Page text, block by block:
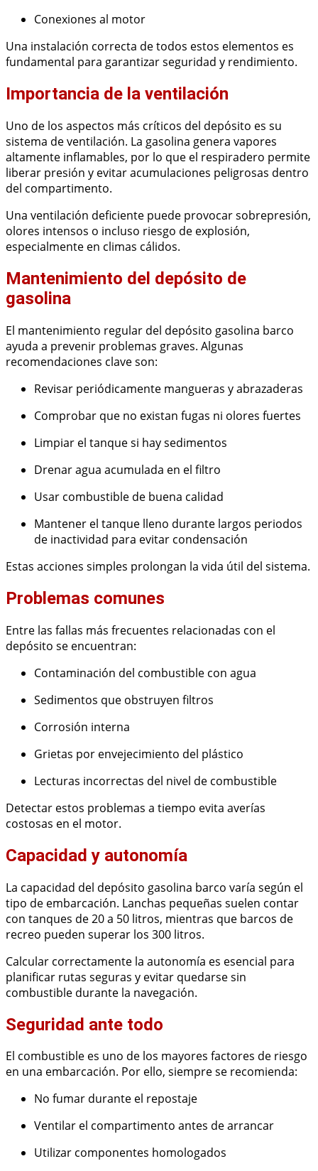
Conexiones al motor
Una instalación correcta de todos estos elementos es
fundamental para garantizar seguridad y rendimiento.
Importancia de la ventilación
Uno de los aspectos más críticos del depósito es su
sistema de ventilación. La gasolina genera vapores
altamente inflamables, por lo que el respiradero permite
liberar presión y evitar acumulaciones peligrosas dentro
del compartimento.
Una ventilación deficiente puede provocar sobrepresión,
olores intensos o incluso riesgo de explosión,
especialmente en climas cálidos.
Mantenimiento del depósito de
gasolina
El mantenimiento regular del depósito gasolina barco
ayuda a prevenir problemas graves. Algunas
recomendaciones clave son:
Revisar periódicamente mangueras y abrazaderas
Comprobar que no existan fugas ni olores fuertes
Limpiar el tanque si hay sedimentos
Drenar agua acumulada en el filtro
Usar combustible de buena calidad
Mantener el tanque lleno durante largos periodos
de inactividad para evitar condensación
Estas acciones simples prolongan la vida útil del sistema.
Problemas comunes
Entre las fallas más frecuentes relacionadas con el
depósito se encuentran:
Contaminación del combustible con agua
Sedimentos que obstruyen filtros
Corrosión interna
Grietas por envejecimiento del plástico
Lecturas incorrectas del nivel de combustible
Detectar estos problemas a tiempo evita averías
costosas en el motor.
Capacidad y autonomía
La capacidad del depósito gasolina barco varía según el
tipo de embarcación. Lanchas pequeñas suelen contar
con tanques de 20 a 50 litros, mientras que barcos de
recreo pueden superar los 300 litros.
Calcular correctamente la autonomía es esencial para
planificar rutas seguras y evitar quedarse sin
combustible durante la navegación.
Seguridad ante todo
El combustible es uno de los mayores factores de riesgo
en una embarcación. Por ello, siempre se recomienda:
No fumar durante el repostaje
Ventilar el compartimento antes de arrancar
Utilizar componentes homologados